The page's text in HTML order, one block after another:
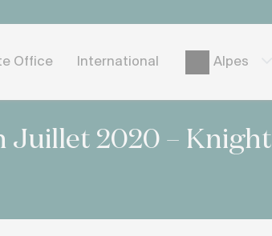
Office International Alpes
Juillet 2020 – Knight